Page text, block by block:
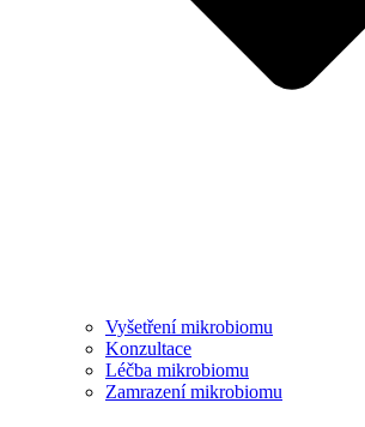
Vyšetření mikrobiomu
Konzultace
Léčba mikrobiomu
Zamrazení mikrobiomu